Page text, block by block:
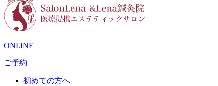
ONLINE
ご予約
初めての方へ